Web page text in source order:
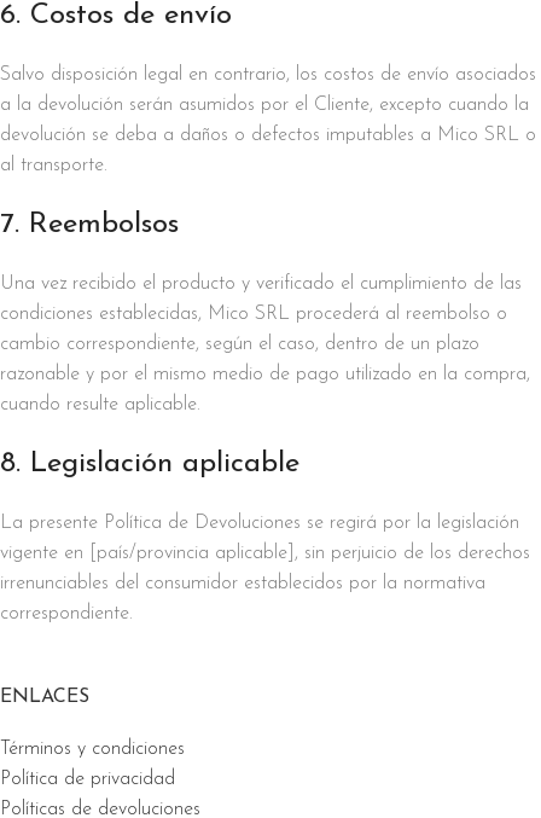
6. Costos de envío
Salvo disposición legal en contrario, los costos de envío asociados
a la devolución serán asumidos por el Cliente, excepto cuando la
devolución se deba a daños o defectos imputables a Mico SRL o
al transporte.
7. Reembolsos
Una vez recibido el producto y verificado el cumplimiento de las
condiciones establecidas, Mico SRL procederá al reembolso o
cambio correspondiente, según el caso, dentro de un plazo
razonable y por el mismo medio de pago utilizado en la compra,
cuando resulte aplicable.
8. Legislación aplicable
La presente Política de Devoluciones se regirá por la legislación
vigente en [país/provincia aplicable], sin perjuicio de los derechos
irrenunciables del consumidor establecidos por la normativa
correspondiente.
ENLACES
Términos y condiciones
Política de privacidad
Políticas de devoluciones